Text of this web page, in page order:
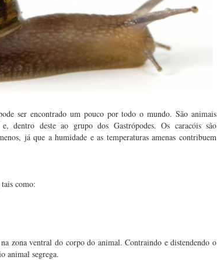
ser encontrado um pouco por todo o mundo. São animais
dentro deste ao grupo dos Gastrópodes. Os caracóis são
já que a humidade e as temperaturas amenas contribuem
como:
zona ventral do corpo do animal. Contraindo e distendendo o
animal segrega.